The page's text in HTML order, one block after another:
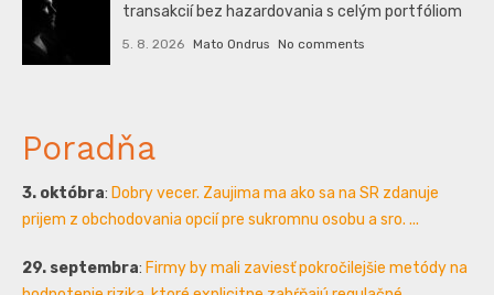
transakcií bez hazardovania s celým portfóliom
5. 8. 2026 Mato Ondrus No comments
Poradňa
3. októbra: Dobry vecer. Zaujima ma ako sa na SR zdanuje
prijem z obchodovania opcií pre sukromnu osobu a sro. ...
29. septembra: Firmy by mali zaviesť pokročilejšie metódy na